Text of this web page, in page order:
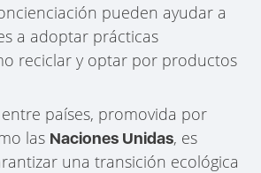
pueden ayudar a
a adoptar prácticas
reciclar y optar por productos
países, promovida por
las Naciones Unidas, es
una transición ecológica